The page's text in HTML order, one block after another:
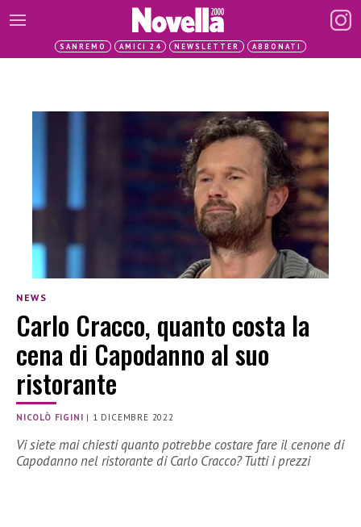
SANREMO AMICI 24 NEWSLETTER ABBONATI
NEWS
Carlo Cracco, quanto costa la
cena di Capodanno al suo
ristorante
NICOLÒ FIGINI | 1 DICEMBRE 2022
Vi siete mai chiesti quanto potrebbe costare fare il cenone di
Capodanno nel ristorante di Carlo Cracco? Tutti i prezzi